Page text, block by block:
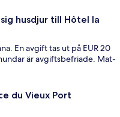
husdjur till Hôtel la
En avgift tas ut på EUR 20
är avgiftsbefriade. Mat-
du Vieux Port